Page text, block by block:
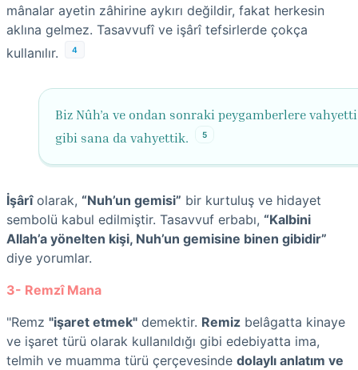
mânalar ayetin zâhirine aykırı değildir, fakat herkesin
aklına gelmez. Tasavvufî ve işârî tefsirlerde çokça
kullanılır.
4
Biz Nûh’a ve ondan sonraki peygamberlere
gibi sana da vahyettik.
5
İşârîolarak, “Nuh’un gemisi” bir kurtuluş ve hidayet
sembolü kabul edilmiştir. Tasavvuf erbabı, “Kalbini
Allah’a yönelten kişi, Nuh’un gemisine binen gibidir”
diye yorumlar.
3- Remzî Mana
"Remz "işaret etmek" demektir. Remiz belâgatta kinaye
ve işaret türü olarak kullanıldığı gibi edebiyatta ima,
telmih ve muamma türü çerçevesinde dolaylı anlatım ve